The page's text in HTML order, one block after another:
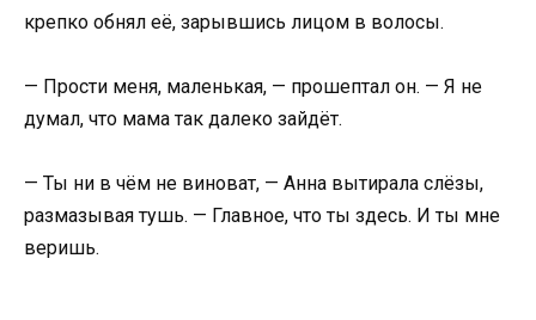
крепко обнял её, зарывшись лицом в волосы.
— Прости меня, маленькая, — прошептал он. — Я не
думал, что мама так далеко зайдёт.
— Ты ни в чём не виноват, — Анна вытирала слёзы,
размазывая тушь. — Главное, что ты здесь. И ты мне
веришь.